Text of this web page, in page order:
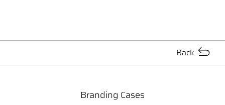
Back
Branding Cases